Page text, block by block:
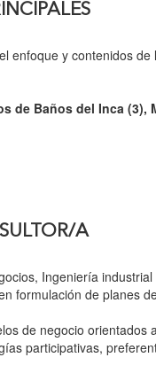
enfoque y contenidos de
Baños del Inca (3),
A
Ingeniería industrial
formulación de planes
de negocio orientados
participativas,